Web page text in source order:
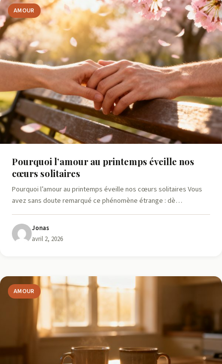
AMOUR
Pourquoi l’amour au printemps éveille nos
cœurs solitaires
Pourquoi l’amour au printemps éveille nos cœurs solitaires Vous
avez sans doute remarqué ce phénomène étrange : dè…
Jonas
avril 2, 2026
AMOUR